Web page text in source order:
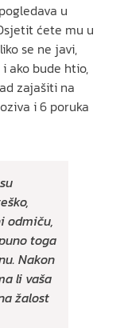
u
ćete mu u
se ne javi,
ako bude htio,
zajašiti na
i 6 poruka
odmiču,
toga
Nakon
li vaša
žalost